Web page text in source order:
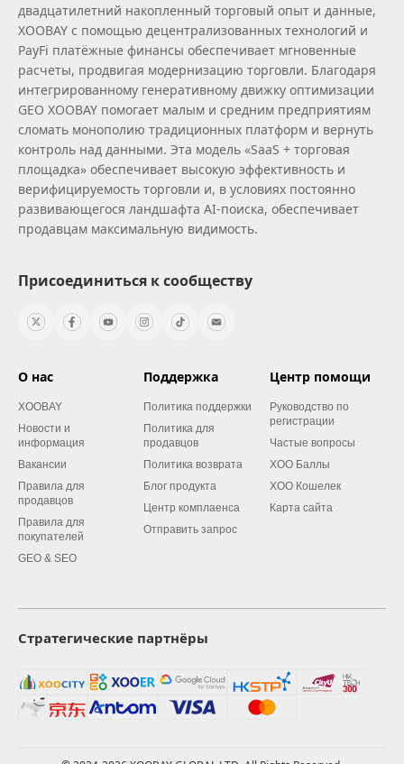
двадцатилетний накопленный торговый опыт и данные,
XOOBAY с помощью децентрализованных технологий и
PayFi платёжные финансы обеспечивает мгновенные
расчеты, продвигая модернизацию торговли. Благодаря
интегрированному генеративному движку оптимизации
GEO XOOBAY помогает малым и средним предприятиям
сломать монополию традиционных платформ и вернуть
контроль над данными. Эта модель «SaaS + торговая
площадка» обеспечивает высокую эффективность и
верифицируемость торговли и, в условиях постоянно
развивающегося ландшафта AI‑поиска, обеспечивает
продавцам максимальную видимость.
Присоединиться к сообществу
О нас
XOOBAY
Новости и
информация
Вакансии
Правила для
продавцов
Правила для
покупателей
GEO & SEO
Поддержка
Политика поддержки
Политика для
продавцов
Политика возврата
Блог продукта
Центр комплаенса
Отправить запрос
Центр помощи
Руководство по
регистрации
Частые вопросы
XOO Баллы
XOO Кошелек
Карта сайта
Стратегические партнёры